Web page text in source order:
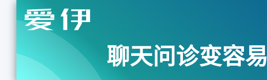
聊天问诊变容易